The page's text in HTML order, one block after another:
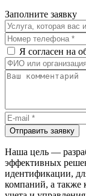
Заполните заявку
Я согласен на
Отправить заявку
Наша цель —
эффективных
идентификации,
компаний, а также